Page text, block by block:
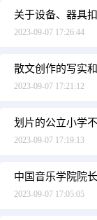
关于设备、器具
2023-09-07 17:26:44
散文创作的写实
2023-09-07 17:21:12
划片的公立小学
2023-09-07 17:19:13
中国音乐学院院
2023-09-07 17:05:05